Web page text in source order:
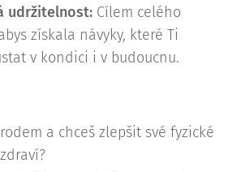
udržitelnost: Cílem celého
získala návyky, které Ti
v kondici i v budoucnu.
a chceš zlepšit své fyzické